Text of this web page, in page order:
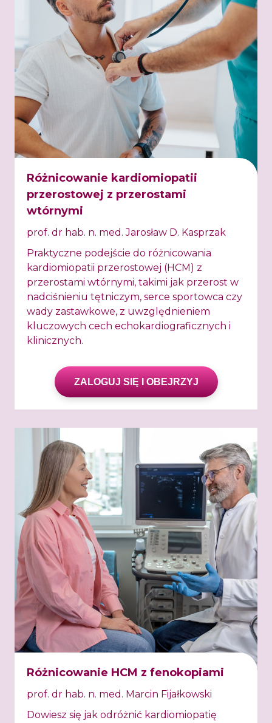
Różnicowanie kardiomiopatii
przerostowej z przerostami
wtórnymi
prof. dr hab. n. med. Jarosław D. Kasprzak
Praktyczne podejście do różnicowania
kardiomiopatii przerostowej (HCM) z
przerostami wtórnymi, takimi jak przerost w
nadciśnieniu tętniczym, serce sportowca czy
wady zastawkowe, z uwzględnieniem
kluczowych cech echokardiograficznych i
klinicznych.
ZALOGUJ SIĘ I OBEJRZYJ
Różnicowanie HCM z fenokopiami
prof. dr hab. n. med. Marcin Fijałkowski
Dowiesz się jak odróżnić kardiomiopatię